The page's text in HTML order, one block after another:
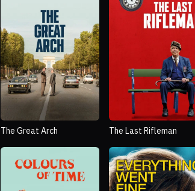
The Great Arch The Last Rifleman